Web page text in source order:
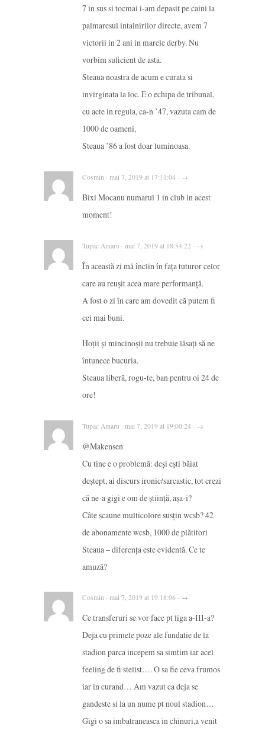
7 in sus si tocmai i-am depasit pe caini la
palmaresul intalnirilor directe, avem 7
victorii in 2 ani in marele derby. Nu
vorbim suficient de asta.
Steaua noastra de acum e curata si
invirginata la loc. E o echipa de tribunal,
cu acte in regula, ca-n ’47, vazuta cam de
1000 de oameni,
Steaua ’86 a fost doar luminoasa.
Cosmin · mai 7, 2019 at 17:11:04 · →
Bixi Mocanu numarul 1 in club in acest
moment!
Tupac Amaru · mai 7, 2019 at 18:54:22 · →
În această zi mă înclin în fața tuturor celor
care au reușit acea mare performanță.
A fost o zi în care am dovedit că putem fi
cei mai buni.
Hoții și mincinoșii nu trebuie lăsați să ne
întunece bucuria.
Steaua liberă, rogu-te, ban pentru oi 24 de
ore!
Tupac Amaru · mai 7, 2019 at 19:00:24 · →
@Makensen
Cu tine e o problemă: deși ești băiat
deștept, ai discurs ironic/sarcastic, tot crezi
că ne-a gigi e om de știință, așa-i?
Câte scaune multicolore susțin wcsb? 42
de abonamente wcsb, 1000 de plătitori
Steaua – diferența este evidentă. Ce te
amuză?
Cosmin · mai 7, 2019 at 19:18:06 · →
Ce transferuri se vor face pt liga a-III-a?
Deja cu primele poze ale fundatie de la
stadion parca incepem sa simtim iar acel
feeling de fi stelist…. O sa fie ceva frumos
iar in curand… Am vazut ca deja se
gandeste si la un nume pt noul stadion…
Gigi o sa imbatraneasca in chinuri,a venit